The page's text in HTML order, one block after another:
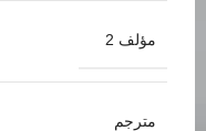
مؤلف 2
مترجم